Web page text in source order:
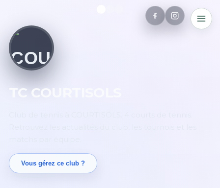
TC COURTISOLS
Vous gérez ce club ?